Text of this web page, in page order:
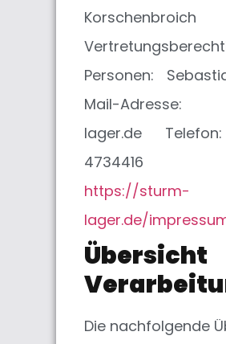
Korschenbroich
Personen:
Mail-Adresse:
lager.de
4734416
https://sturm-
lager.de/
Die nachfolgende